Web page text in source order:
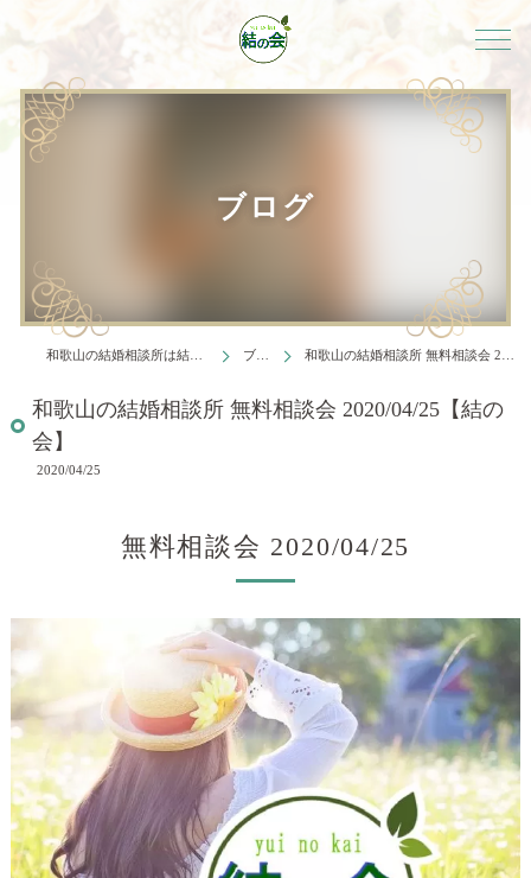
ブログ
和歌山の結婚相談所は結婚相談所 結の会 ブログ 和歌山の結婚相談所 無料相談会 2020/04/25【結の会】
和歌山の結婚相談所 無料相談会 2020/04/25【結の
会】
2020/04/25
無料相談会 2020/04/25